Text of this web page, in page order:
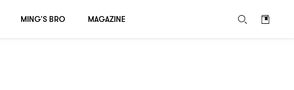
MING'S BRO MAGAZINE